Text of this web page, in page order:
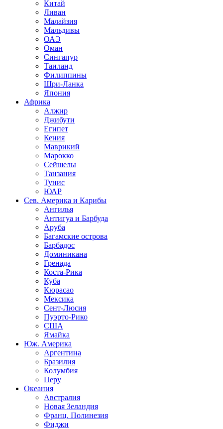
Китай
Ливан
Малайзия
Мальдивы
ОАЭ
Оман
Сингапур
Таиланд
Филиппины
Шри-Ланка
Япония
Африка
Алжир
Джибути
Египет
Кения
Маврикий
Марокко
Сейшелы
Танзания
Тунис
ЮАР
Сев. Америка и Карибы
Ангилья
Антигуа и Барбуда
Аруба
Багамские острова
Барбадос
Доминикана
Гренада
Коста-Рика
Куба
Кюрасао
Мексика
Сент-Люсия
Пуэрто-Рико
США
Ямайка
Юж. Америка
Аргентина
Бразилия
Колумбия
Перу
Океания
Австралия
Новая Зеландия
Франц. Полинезия
Фиджи